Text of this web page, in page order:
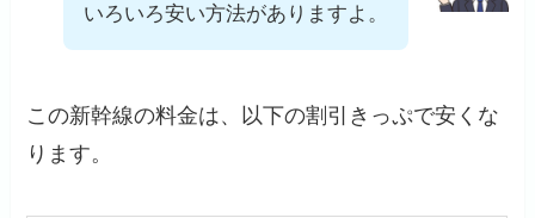
いろいろ安い方法がありますよ。
この新幹線の料金は、以下の割引きっぷで安くな
ります。